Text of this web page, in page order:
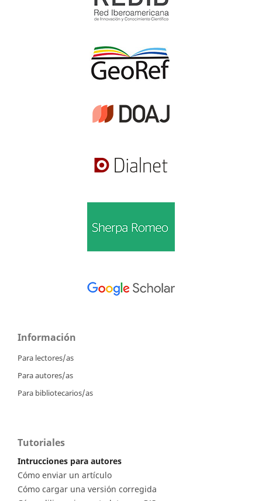
Información
Para lectores/as
Para autores/as
Para bibliotecarios/as
Tutoriales
Intrucciones para autores
Cómo enviar un artículo
Cómo cargar una versión corregida